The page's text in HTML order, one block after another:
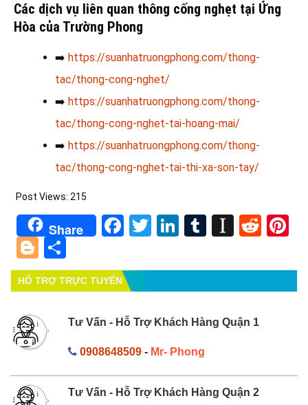
Các dịch vụ liên quan thông cống nghẹt tại Ứng
Hòa của Trường Phong
➡️ https://suanhatruongphong.com/thong-
tac/thong-cong-nghet/
➡️ https://suanhatruongphong.com/thong-
tac/thong-cong-nghet-tai-hoang-mai/
➡️ https://suanhatruongphong.com/thong-
tac/thong-cong-nghet-tai-thi-xa-son-tay/
Post Views: 215
Share Facebook
TwitterLinkedIn
Tumblr
Blogger
HỔ TRỢ TRỰC TUYẾN
Tư Vấn - Hỗ Trợ Khách Hàng Quận 1
0908648509- Mr- Phong
Tư Vấn - Hỗ Trợ Khách Hàng Quận 2